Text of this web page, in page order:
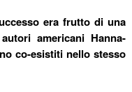
era frutto di una
americani Hanna-
co-esistiti nello stesso